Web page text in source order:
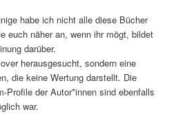
habe ich nicht alle diese Bücher
euch näher an, wenn ihr mögt, bildet
darüber.
herausgesucht, sondern eine
die keine Wertung darstellt. Die
Profile der Autor*innen sind ebenfalls
war.